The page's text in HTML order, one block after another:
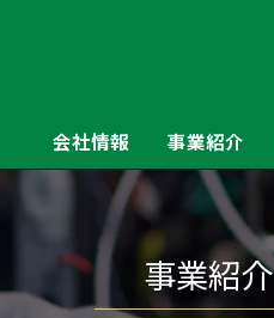
会社情報 事業紹介
事業紹介